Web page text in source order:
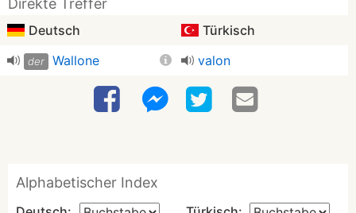
Direkte Treffer
Deutsch Türkisch
der Wallone valon
Alphabetischer Index